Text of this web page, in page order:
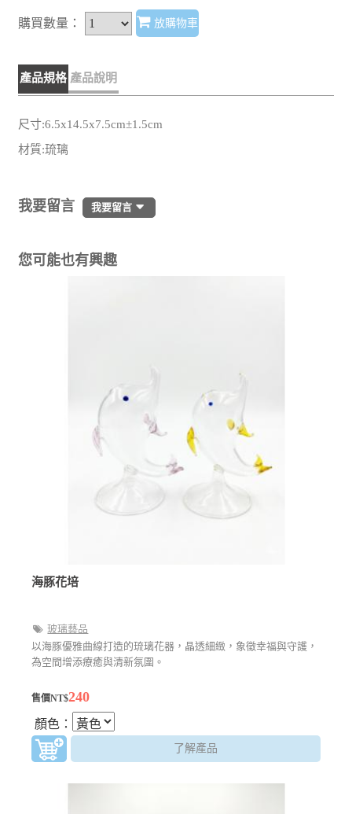
購買數量： 放購物車
產品規格 產品說明
尺寸:6.5x14.5x7.5cm±1.5cm
材質:琉璃
我要留言 我要留言
您可能也有興趣
海豚花培
玻璃藝品
以海豚優雅曲線打造的琉璃花器，晶透細緻，象徵幸福與守護，
為空間增添療癒與清新氛圍。
售價NT$240
顏色：
了解產品